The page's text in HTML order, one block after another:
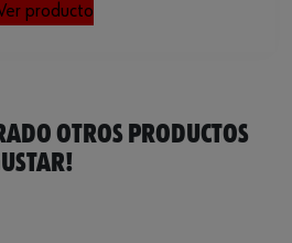
producto
OTROS PRODUCTOS